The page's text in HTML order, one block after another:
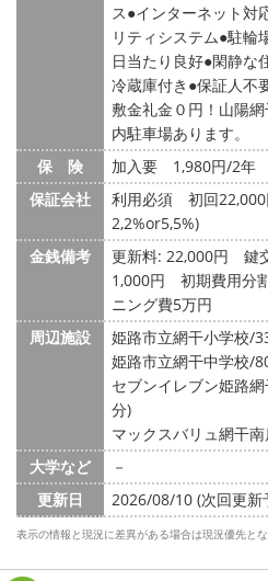
ス インターネット対
リティシステム 駐輪
日当たり良好 閑静な
冷蔵庫付き 保証人不
敷金礼金０円！山陽
内駐車場あります。
保 険
加入要 1,980円/2年
保証会社
利用必須 初回
2,2%or5,5%)
金銭備考
更新料: 22,000円 鍵
1,000円
初期費用分
ニング費5万円
周辺施設
姫路市立網干小学校/
姫路市立網干中学校/
セブンイレブン姫路
分)
マックスバリュ網干
大学など
－
更新日
2026/08/10 (次回更
表示の情報と現況に差異がある場合は現況優先とな